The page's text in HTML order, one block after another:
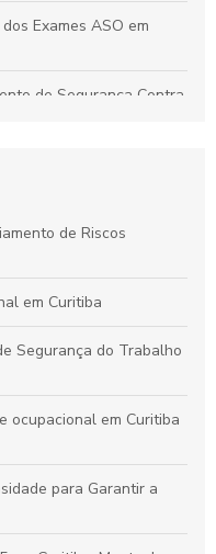
Exames ASO em
de Segurança Contra
Essenciais para a
para Garantir a
de Riscos
em Curitiba
Segurança do Trabalho
ocupacional em Curitiba
para Garantir a